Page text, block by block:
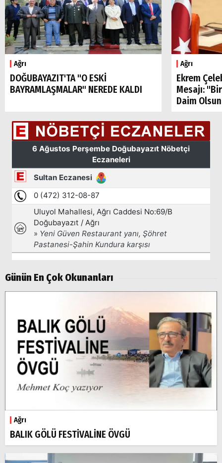
Ağrı
DOĞUBAYAZIT'TA "O ESKİ
BAYRAMLAŞMALAR" NEREDE KALDI
Ağrı
Ekrem
Mesajı:
Daim
Günün En Çok Okunanları
Ağrı
BALIK GÖLÜ FESTİVALİNE ÖVGÜ
Arama
Popüler
Doğubayazıt